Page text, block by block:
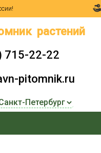
растений
715-22-22
pitomnik.ru